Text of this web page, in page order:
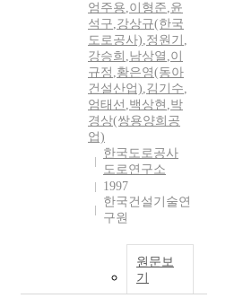
엄주용,이형준,윤
석구,강상규(한국
도로공사),정원기 ,
강승희 ,남상열 ,이
규정 ,황은영(동아
건설산업),김기수,
엄태선 ,백상현 ,박
경상(쌍용양희공
업)
한국도로공사
도로연구소
1997
한국건설기술연
구원
원문보
기